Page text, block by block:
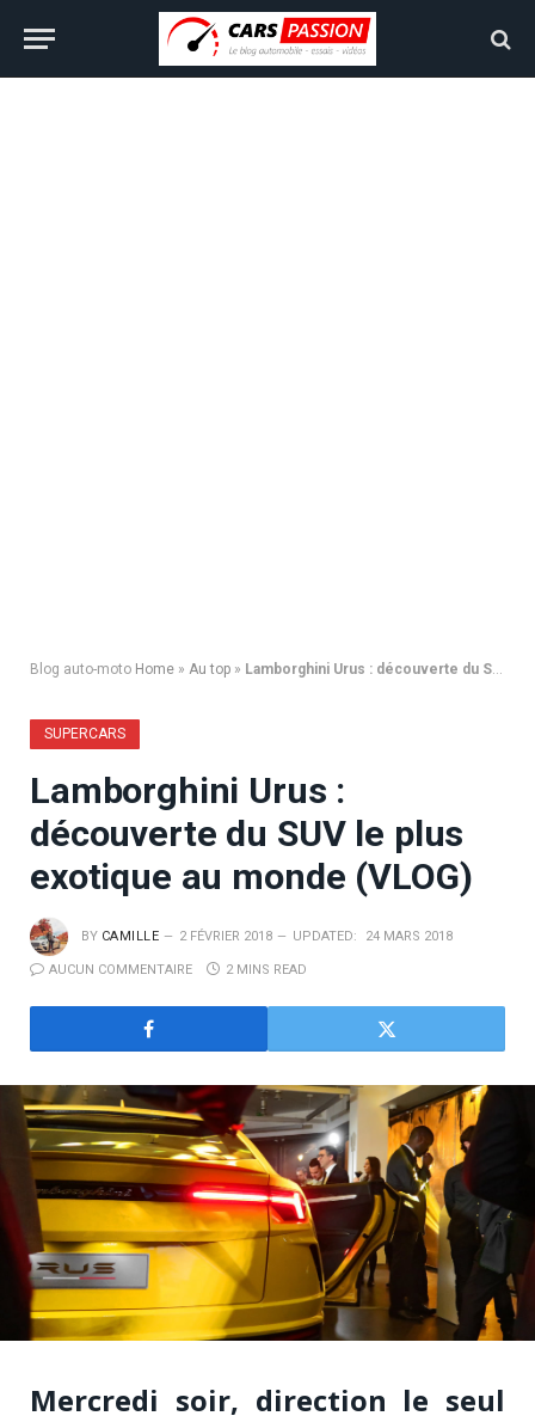
Blog auto-moto Home » Au top » Lamborghini Urus : découverte du SUV le plus exotique au monde (VLOG)
SUPERCARS
Lamborghini Urus :
découverte du SUV le plus
exotique au monde (VLOG)
BY CAMILLE 2 FÉVRIER 2018 UPDATED: 24 MARS 2018
AUCUN COMMENTAIRE 2 MINS READ
Mercredi soir, direction le seul